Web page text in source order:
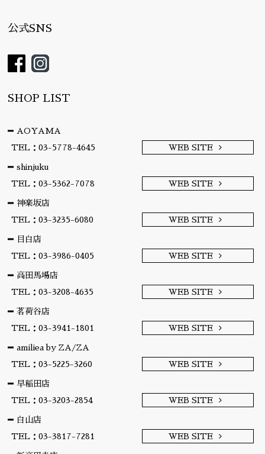
公式SNS
SHOP LIST
AOYAMA
TEL：03-5778-4645
WEB SITE
shinjuku
TEL：03-5362-7078
WEB SITE
神楽坂店
TEL：03-3235-6080
WEB SITE
目白店
TEL：03-3986-0405
WEB SITE
高田馬場店
TEL：03-3208-4635
WEB SITE
茗荷谷店
TEL：03-3941-1801
WEB SITE
amiliea by ZA/ZA
TEL：03-5225-3260
WEB SITE
早稲田店
TEL：03-3203-2854
WEB SITE
白山店
TEL：03-3817-7281
WEB SITE